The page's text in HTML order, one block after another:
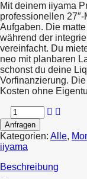
Mit deinem iiyama
professionellen
Aufgaben. Die
während der
vereinfacht. Du
neo mit planbaren
schonst du deine
Vorfinanzierung.
Kosten ohne
Anfragen
Kategorien: Alle,
iiyama
Beschreibung